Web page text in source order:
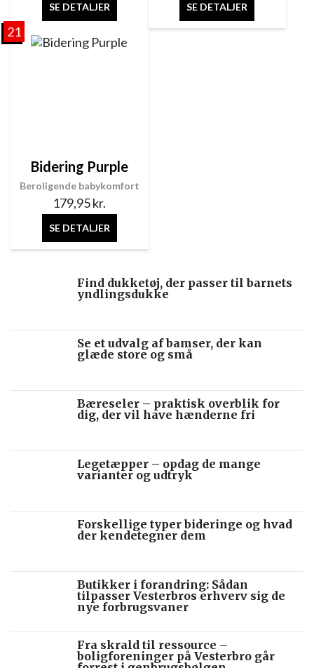
SE DETALJER SE DETALJER
21
Beroligende babykomfort
Bidering Purple
179,95kr.
SE DETALJER
Find dukketøj, der passer til barnets
yndlingsdukke
Se et udvalg af bamser, der kan
glæde store og små
Bæreseler – praktisk overblik for
dig, der vil have hænderne fri
Legetæpper – opdag de mange
varianter og udtryk
Forskellige typer bideringe og hvad
der kendetegner dem
Butikker i forandring: Sådan
tilpasser Vesterbros erhverv sig de
nye forbrugsvaner
Fra skrald til ressource –
boligforeninger på Vesterbro går